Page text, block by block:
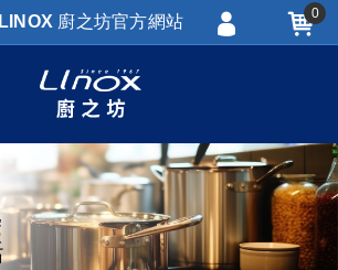
LINOX 廚之坊官方網站 0
會員註冊
忘記密碼
訂單查詢
匯款通知